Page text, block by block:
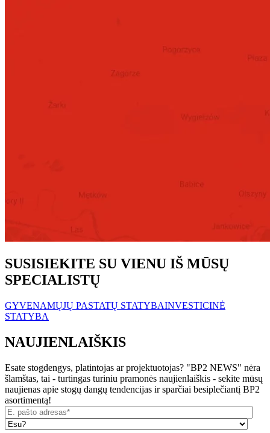
SUSISIEKITE SU VIENU IŠ MŪSŲ
SPECIALISTŲ
GYVENAMŲJŲ PASTATŲ STATYBAINVESTICINĖ
STATYBA
NAUJIENLAIŠKIS
Esate stogdengys, platintojas ar projektuotojas? "BP2 NEWS" nėra
šlamštas, tai - turtingas turiniu pramonės naujienlaiškis - sekite mūsų
naujienas apie stogų dangų tendencijas ir sparčiai besiplečiantį BP2
asortimentą!